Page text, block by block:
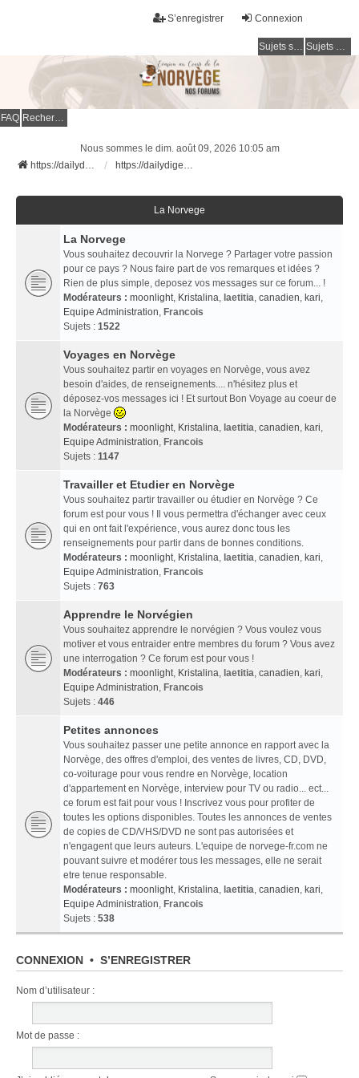
Connexion
S’enregistrer
Sujets sans réponse Sujets actifs
FAQ Rechercher
Nous sommes le dim. août 09, 2026 10:05 am
https://dailydigesthub.com
https://dailydigesthub.com
La Norvege
La Norvege
Vous souhaitez decouvrir la Norvege ? Partager votre passion
pour ce pays ? Nous faire part de vos remarques et idées ?
Rien de plus simple, deposez vos messages sur ce forum... !
Modérateurs : moonlight, Kristalina, laetitia, canadien, kari,
Equipe Administration, Francois
Sujets : 1522
Voyages en Norvège
Vous souhaitez partir en voyages en Norvège, vous avez
besoin d'aides, de renseignements.... n'hésitez plus et
déposez-vos messages ici ! Et surtout Bon Voyage au coeur de
la Norvège
Modérateurs : moonlight, Kristalina, laetitia, canadien, kari,
Equipe Administration, Francois
Sujets : 1147
Travailler et Etudier en Norvège
Vous souhaitez partir travailler ou étudier en Norvège ? Ce
forum est pour vous ! Il vous permettra d'échanger avec ceux
qui en ont fait l'expérience, vous aurez donc tous les
renseignements pour partir dans de bonnes conditions.
Modérateurs : moonlight, Kristalina, laetitia, canadien, kari,
Equipe Administration, Francois
Sujets : 763
Apprendre le Norvégien
Vous souhaitez apprendre le norvégien ? Vous voulez vous
motiver et vous entraider entre membres du forum ? Vous avez
une interrogation ? Ce forum est pour vous !
Modérateurs : moonlight, Kristalina, laetitia, canadien, kari,
Equipe Administration, Francois
Sujets : 446
Petites annonces
Vous souhaitez passer une petite annonce en rapport avec la
Norvège, des offres d'emploi, des ventes de livres, CD, DVD,
co-voiturage pour vous rendre en Norvège, location
d'appartement en Norvège, interview pour TV ou radio... ect...
ce forum est fait pour vous ! Inscrivez vous pour profiter de
toutes les options disponibles. Toutes les annonces de ventes
de copies de CD/VHS/DVD ne sont pas autorisées et
n'engagent que leurs auteurs. L'equipe de norvege-fr.com ne
pouvant suivre et modérer tous les messages, elle ne serait
etre tenue responsable.
Modérateurs : moonlight, Kristalina, laetitia, canadien, kari,
Equipe Administration, Francois
Sujets : 538
CONNEXION • S’ENREGISTRER
Nom d’utilisateur :
Mot de passe :